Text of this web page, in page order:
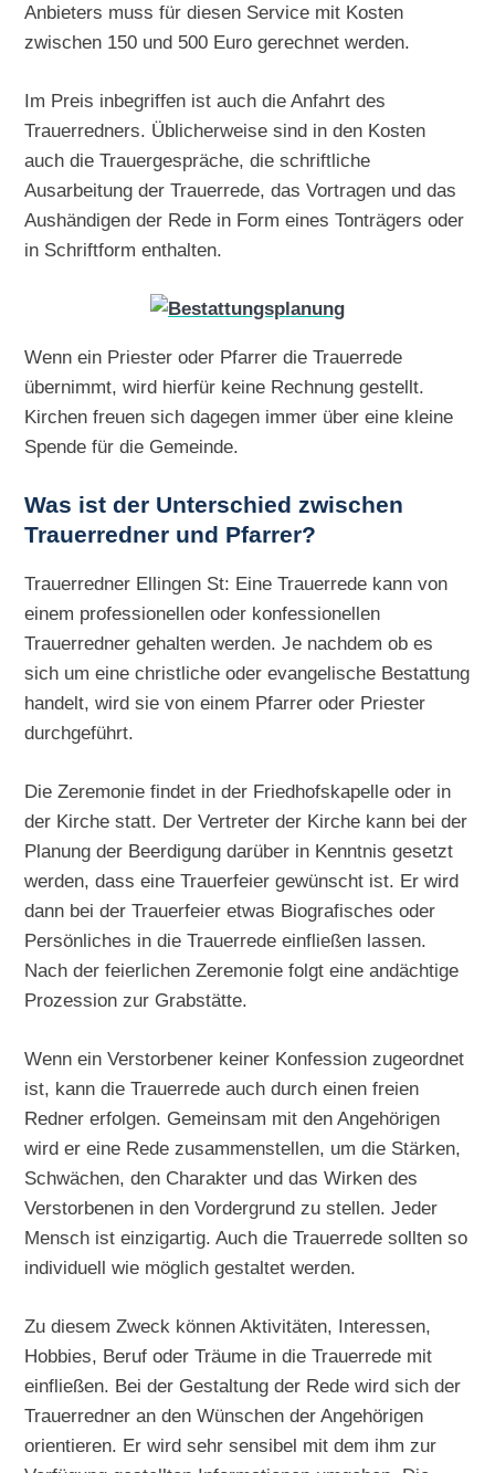
Anbieters muss für diesen Service mit Kosten
zwischen 150 und 500 Euro gerechnet werden.
Im Preis inbegriffen ist auch die Anfahrt des
Trauerredners. Üblicherweise sind in den Kosten
auch die Trauergespräche, die schriftliche
Ausarbeitung der Trauerrede, das Vortragen und das
Aushändigen der Rede in Form eines Tonträgers oder
in Schriftform enthalten.
Wenn ein Priester oder Pfarrer die Trauerrede
übernimmt, wird hierfür keine Rechnung gestellt.
Kirchen freuen sich dagegen immer über eine kleine
Spende für die Gemeinde.
Was ist der Unterschied zwischen
Trauerredner und Pfarrer?
Trauerredner Ellingen St: Eine Trauerrede kann von
einem professionellen oder konfessionellen
Trauerredner gehalten werden. Je nachdem ob es
sich um eine christliche oder evangelische Bestattung
handelt, wird sie von einem Pfarrer oder Priester
durchgeführt.
Die Zeremonie findet in der Friedhofskapelle oder in
der Kirche statt. Der Vertreter der Kirche kann bei der
Planung der Beerdigung darüber in Kenntnis gesetzt
werden, dass eine Trauerfeier gewünscht ist. Er wird
dann bei der Trauerfeier etwas Biografisches oder
Persönliches in die Trauerrede einfließen lassen.
Nach der feierlichen Zeremonie folgt eine andächtige
Prozession zur Grabstätte.
Wenn ein Verstorbener keiner Konfession zugeordnet
ist, kann die Trauerrede auch durch einen freien
Redner erfolgen. Gemeinsam mit den Angehörigen
wird er eine Rede zusammenstellen, um die Stärken,
Schwächen, den Charakter und das Wirken des
Verstorbenen in den Vordergrund zu stellen. Jeder
Mensch ist einzigartig. Auch die Trauerrede sollten so
individuell wie möglich gestaltet werden.
Zu diesem Zweck können Aktivitäten, Interessen,
Hobbies, Beruf oder Träume in die Trauerrede mit
einfließen. Bei der Gestaltung der Rede wird sich der
Trauerredner an den Wünschen der Angehörigen
orientieren. Er wird sehr sensibel mit dem ihm zur